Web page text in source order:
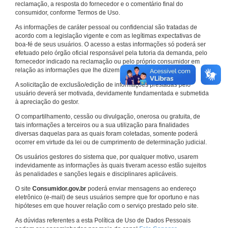
reclamação, a resposta do fornecedor e o comentário final do
consumidor, conforme Termos de Uso.
As informações de caráter pessoal ou confidencial são tratadas de
acordo com a legislação vigente e com as legítimas expectativas de
boa-fé de seus usuários. O acesso a estas informações só poderá ser
efetuado pelo órgão oficial responsável pela tutoria da demanda, pelo
fornecedor indicado na reclamação ou pelo próprio consumidor em
relação as informações que lhe dizem respeito.
A solicitação de exclusão/edição de informações prestadas pelo
usuário deverá ser motivada, devidamente fundamentada e submetida
à apreciação do gestor.
O compartilhamento, cessão ou divulgação, onerosa ou gratuita, de
tais informações a terceiros ou a sua utilização para finalidades
diversas daquelas para as quais foram coletadas, somente poderá
ocorrer em virtude da lei ou de cumprimento de determinação judicial.
Os usuários gestores do sistema que, por qualquer motivo, usarem
indevidamente as informações às quais tiveram acesso estão sujeitos
às penalidades e sanções legais e disciplinares aplicáveis.
O site Consumidor.gov.br poderá enviar mensagens ao endereço
eletrônico (e-mail) de seus usuários sempre que for oportuno e nas
hipóteses em que houver relação com o serviço prestado pelo site.
As dúvidas referentes a esta Política de Uso de Dados Pessoais